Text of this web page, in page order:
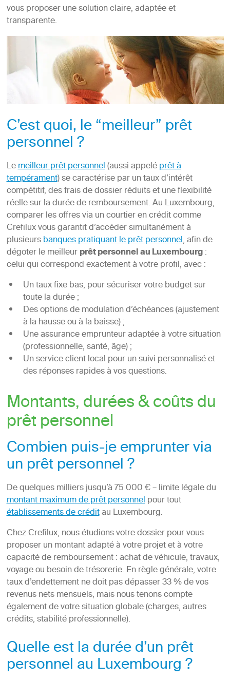
vous proposer une solution claire, adaptée et
transparente.
C’est quoi, le “meilleur” prêt
personnel ?
Lemeilleur prêt personnel(aussi appeléprêt à
tempérament) se caractérise par un taux d’intérêt
compétitif, des frais de dossier réduits et une flexibilité
réelle sur la durée de remboursement. Au Luxembourg,
comparer les offres via un courtier en crédit comme
Crefilux vous garantit d’accéder simultanément à
plusieursbanques pratiquant le prêt personnel, afin de
dégoter le meilleurprêt personnel au Luxembourg:
celui qui correspond exactement à votre profil, avec :
Un taux fixe bas, pour sécuriser votre budget sur
toute la durée ;
Des options de modulation d’échéances (ajustement
à la hausse ou à la baisse) ;
Une assurance emprunteur adaptée à votre situation
(professionnelle, santé, âge) ;
Un service client local pour un suivi personnalisé et
des réponses rapides à vos questions.
Montants, durées & coûts du
prêt personnel
Combien puis-je emprunter via
un prêt personnel ?
De quelques milliers jusqu’à 75 000 € – limite légale du
montant maximum de prêt personnelpour tout
établissements de créditau Luxembourg.
Chez Crefilux, nous étudions votre dossier pour vous
proposer un montant adapté à votre projet et à votre
capacité de remboursement : achat de véhicule, travaux,
voyage ou besoin de trésorerie. En règle générale, votre
taux d’endettement ne doit pas dépasser 33 % de vos
revenus nets mensuels, mais nous tenons compte
également de votre situation globale (charges, autres
crédits, stabilité professionnelle).
Quelle est la durée d’un prêt
personnel au Luxembourg ?